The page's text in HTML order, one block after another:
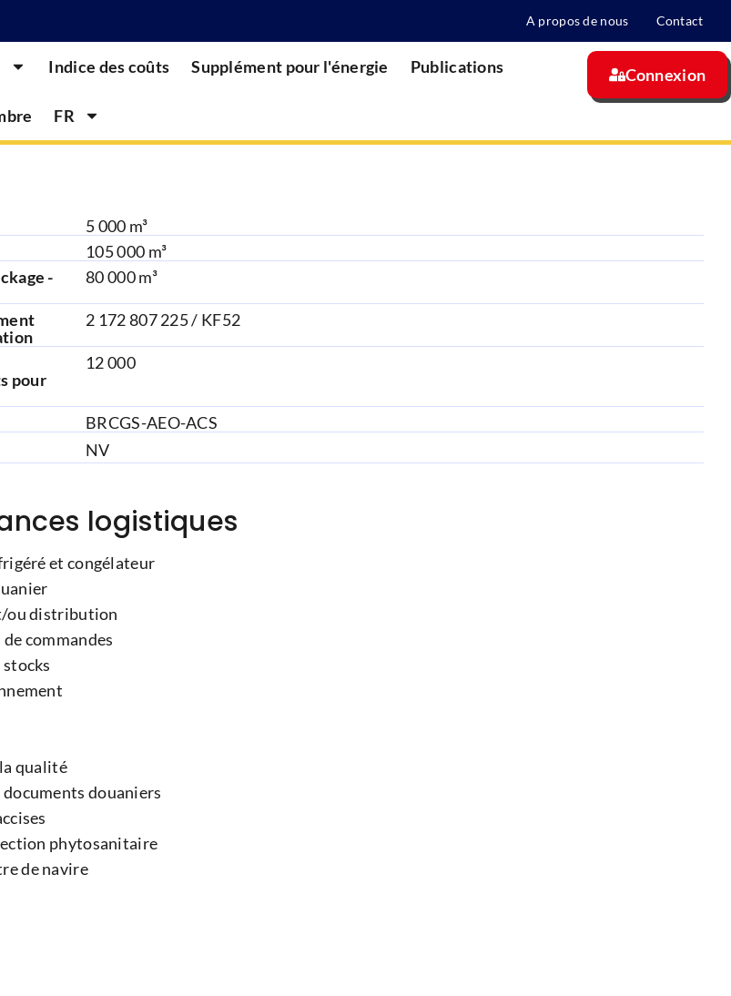
A propos de nous Contact
Indice des coûts Supplément pour l'énergie Publications
FR
Connexion
5 000 m³
105 000 m³
-
80 000 m³
2 172 807 225 / KF52
pour
12 000
BRCGS-AEO-ACS
NV
logistiques
et congélateur
ou distribution
commandes
stocks
qualité
documents douaniers
phytosanitaire
de navire